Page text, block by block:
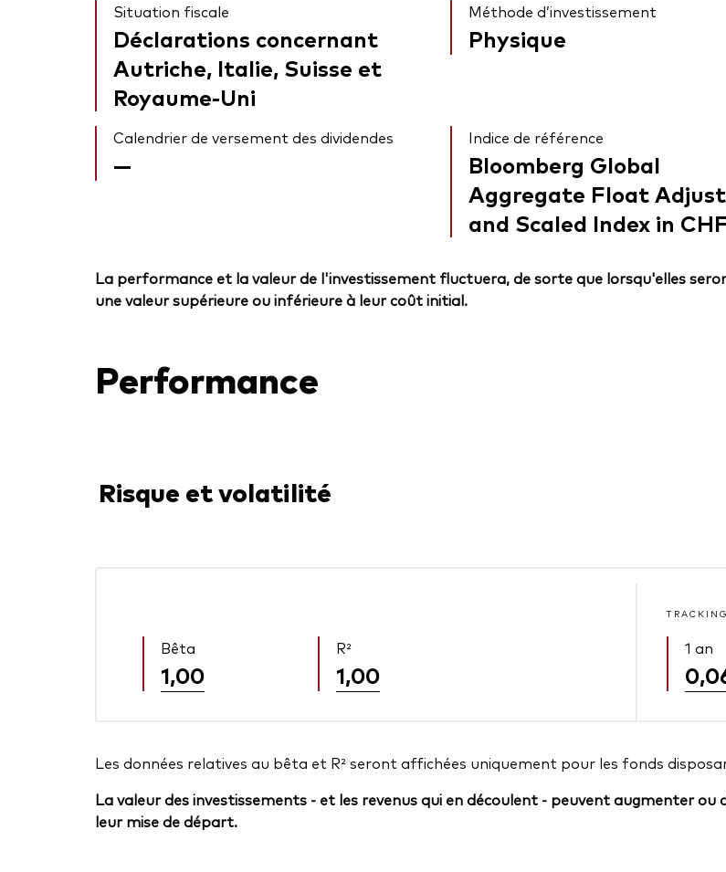
Situation fiscale
Déclarations concernant
Autriche, Italie, Suisse et
Royaume-Uni
Méthode d’investissement
Physique
Calendrier de versement des dividendes
—
Indice de référence
Bloomberg Global
Aggregate Float
and Scaled Index in
La performance et la valeur de l'investissement fluctuera, de sorte que lorsqu'elles
une valeur supérieure ou inférieure à leur coût initial.
Performance
Risque et volatilité
Bêta
1,00
R²
1,00
1 an
Les données relatives au bêta et R² seront affichées uniquement pour les fonds
La valeur des investissements - et les revenus qui en découlent - peuvent augmenter
leur mise de départ.